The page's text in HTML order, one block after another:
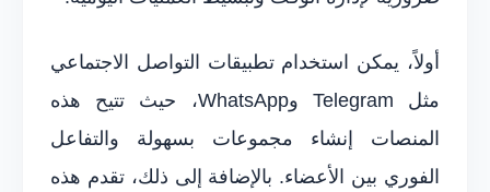
أولاً، يمكن استخدام تطبيقات التواصل الاجتماعي
مثل Telegram وWhatsApp، حيث تتيح هذه
المنصات إنشاء مجموعات بسهولة والتفاعل
الفوري بين الأعضاء. بالإضافة إلى ذلك، تقدم هذه